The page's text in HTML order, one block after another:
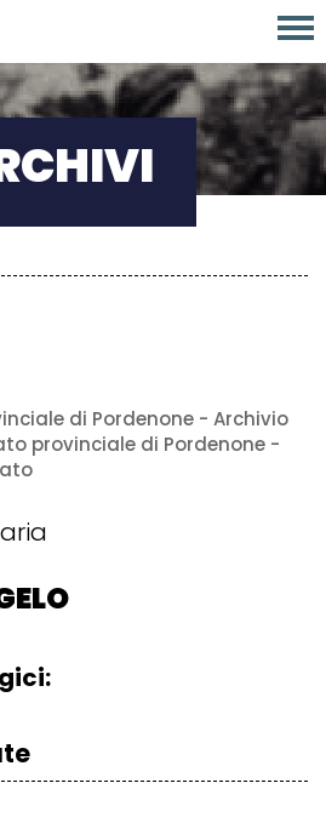
di Pordenone - Archivio
provinciale di Pordenone -